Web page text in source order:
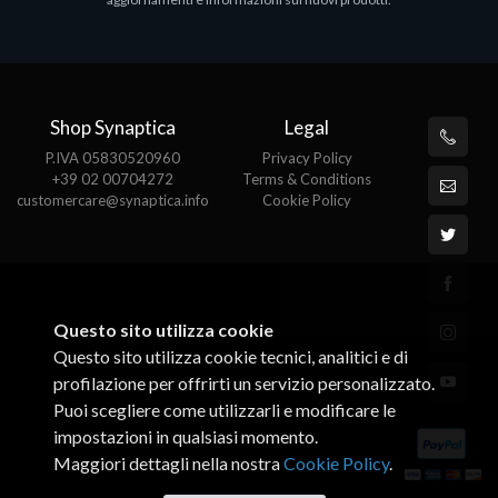
Shop Synaptica
P.IVA 05830520960
+39 02 00704272
customercare@synaptica.info
Legal
Privacy Policy
Terms & Conditions
Cookie Policy
Questo sito utilizza cookie
Questo sito utilizza cookie tecnici, analitici e di
profilazione per offrirti un servizio personalizzato.
Puoi scegliere come utilizzarli e modificare le
impostazioni in qualsiasi momento.
Maggiori dettagli nella nostraCookie Policy.